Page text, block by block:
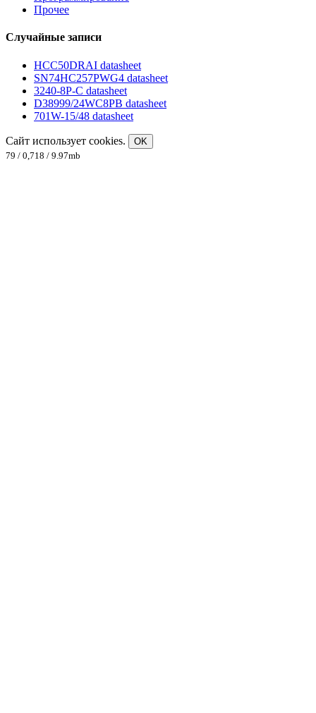
Прочее
Случайные записи
HCC50DRAI datasheet
SN74HC257PWG4 datasheet
3240-8P-C datasheet
D38999/24WC8PB datasheet
701W-15/48 datasheet
Сайт использует cookies.
OK
79 / 0,718 / 9.97mb